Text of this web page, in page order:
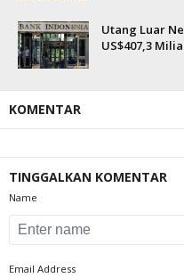
Utang Luar
US$407,3
KOMENTAR
TINGGALKAN KOMENTAR
Name
Email Address